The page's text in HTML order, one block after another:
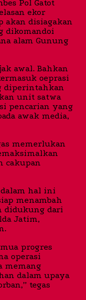
Pol Gatot
ekor
akan disiagakan
dikomandoi
alam Gunung
awal. Bahkan
oeprasi
diperintahkan
unit satwa
pencarian yang
awak media,
memerlukan
cakupan
dalam hal ini
menambah
didukung dari
Jatim,
progres
operasi
memang
dalam upaya
tegas